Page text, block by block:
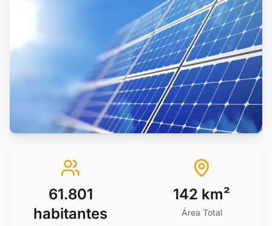
61.801
habitantes
142 km²
Área Total